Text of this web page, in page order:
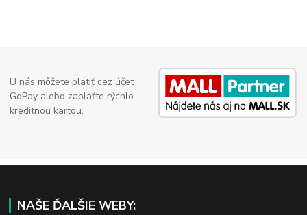
U nás môžete platiť cez účet
GoPay alebo zaplaťte rýchlo
kreditnou kartou.
NAŠE ĎALŠIE WEBY: